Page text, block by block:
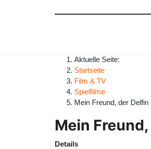
Aktuelle Seite:
Startseite
Film & TV
Spielfilme
Mein Freund, der Delfin
Mein
Details